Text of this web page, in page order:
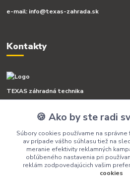
e-mail: info@texas-zahrada.sk
Kontakty
TEXAS záhradná technika
+421 918 341 568
info@texas-zahrada.sk
🍪 Ako by ste radi
Súbory cookies používame na
av prípade vášho súhlasu tiež na
meranie efektivity reklamných
obľúbeného nastavenia pri
reklám zodpovedajúcich vašim
cookies